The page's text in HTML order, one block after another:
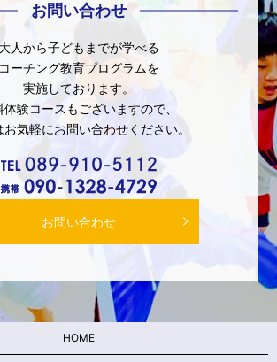
お問い合わせ
人から子どもまでが学べる
コーチング教育プログラムを
実施しております。
体験コースもございますので、
お気軽にお問い合わせください。
お問い合わせ
HOME